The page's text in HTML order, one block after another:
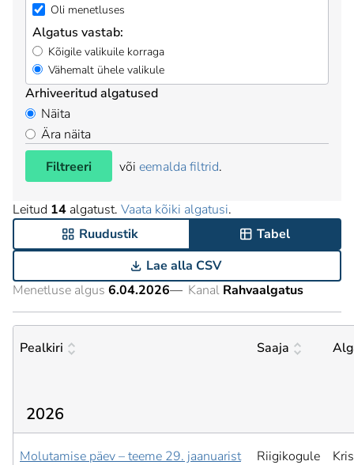
Oli menetluses
Algatus vastab:
Kõigile valikuile korraga
Vähemalt ühele valikule
Arhiveeritud algatused
Näita
Ära näita
Filtreeri
või eemalda filtrid.
Leitud 14 algatust. Vaata kõiki algatusi.
Ruudustik
Tabel
Lae alla CSV
Menetluse algus 6.04.2026— Kanal Rahvaalgatus
Pealkiri Saaja
2026
Molutamise päev – teeme 29. jaanuarist
Riigikogule